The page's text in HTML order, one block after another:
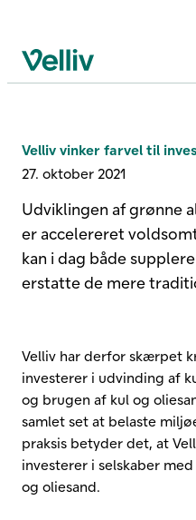
Velliv startside
Velliv vinker farvel til
27. oktober 2021
Udviklingen af grønne
er accelereret
kan i dag både
erstatte de mere
Velliv har derfor skærpet
investerer i udvinding af
og brugen af kul og
samlet set at belaste
praksis betyder det, at
investerer i selskaber
og oliesand.